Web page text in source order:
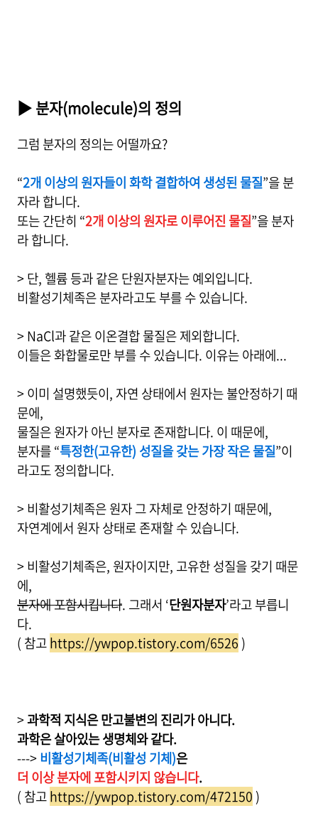
▶ 분자(molecule)의 정의
그럼 분자의 정의는 어떨까요?
“2개 이상의 원자들이 화학 결합하여 생성된 물질”을 분
자라 합니다.
또는 간단히 “2개 이상의 원자로 이루어진 물질”을 분자
라 합니다.
> 단, 헬륨 등과 같은 단원자분자는 예외입니다.
비활성기체족은 분자라고도 부를 수 있습니다.
> NaCl과 같은 이온결합 물질은 제외합니다.
이들은 화합물로만 부를 수 있습니다. 이유는 아래에...
> 이미 설명했듯이, 자연 상태에서 원자는 불안정하기 때
문에,
물질은 원자가 아닌 분자로 존재합니다. 이 때문에,
분자를 “특정한(고유한) 성질을 갖는 가장 작은 물질”이
라고도 정의합니다.
> 비활성기체족은 원자 그 자체로 안정하기 때문에,
자연계에서 원자 상태로 존재할 수 있습니다.
> 비활성기체족은, 원자이지만, 고유한 성질을 갖기 때문
에,
분자에 포함시킵니다. 그래서 ‘단원자분자’라고 부릅니
다.
( 참고https://ywpop.tistory.com/6526 )
>과학적 지식은 만고불변의 진리가 아니다.
과학은 살아있는 생명체와 같다.
---> 비활성기체족(비활성 기체)은
더 이상 분자에 포함시키지 않습니다.
( 참고https://ywpop.tistory.com/472150 )